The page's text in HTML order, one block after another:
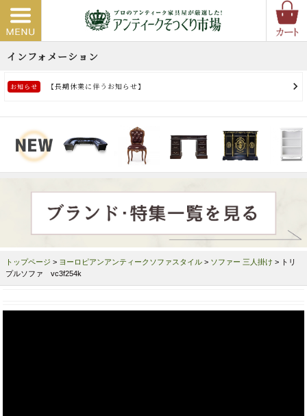
トップページ > ヨーロピアンアンティークソファスタイル > ソファー 三人掛け > トリ
プルソファ vc3f254k